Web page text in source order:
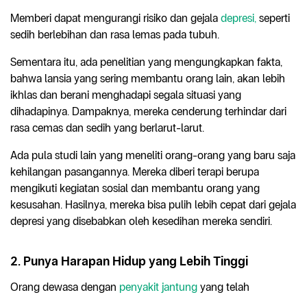
Memberi dapat mengurangi risiko dan gejala depresi, seperti
sedih berlebihan dan rasa lemas pada tubuh.
Sementara itu, ada penelitian yang mengungkapkan fakta,
bahwa lansia yang sering membantu orang lain, akan lebih
ikhlas dan berani menghadapi segala situasi yang
dihadapinya. Dampaknya, mereka cenderung terhindar dari
rasa cemas dan sedih yang berlarut-larut.
Ada pula studi lain yang meneliti orang-orang yang baru saja
kehilangan pasangannya. Mereka diberi terapi berupa
mengikuti kegiatan sosial dan membantu orang yang
kesusahan. Hasilnya, mereka bisa pulih lebih cepat dari gejala
depresi yang disebabkan oleh kesedihan mereka sendiri.
2. Punya Harapan Hidup yang Lebih Tinggi
Orang dewasa dengan penyakit jantung yang telah